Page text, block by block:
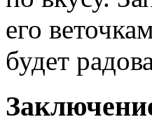
его
будет